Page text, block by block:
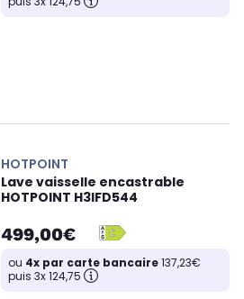
HOTPOINT
Lave vaisselle encastrable
HOTPOINT H3IFD544
499,00€
ou 4x par carte bancaire137,23€
puis 3x 124,75